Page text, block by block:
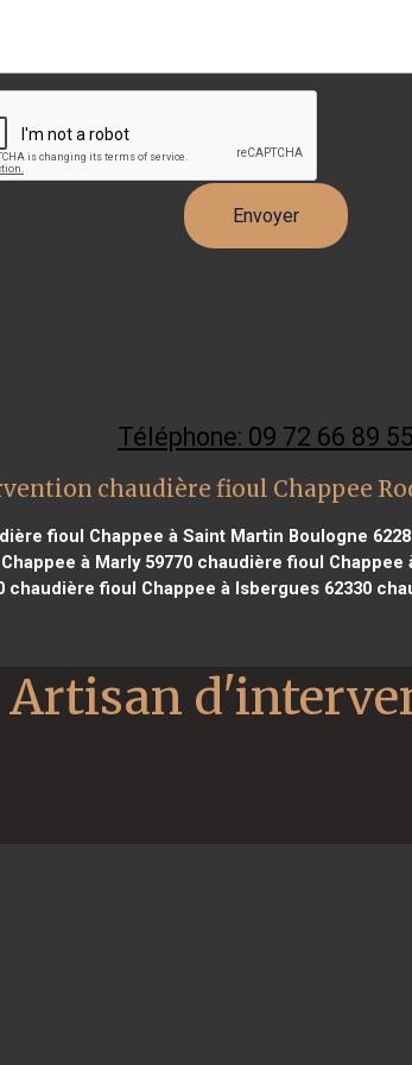
Téléphone: 09 72 66 89 55
chaudière fioul Chappee
fioul Chappee à Saint Martin Boulogne
à Marly 59770 chaudière fioul Chappee
chaudière fioul Chappee à Isbergues 62330
Artisan